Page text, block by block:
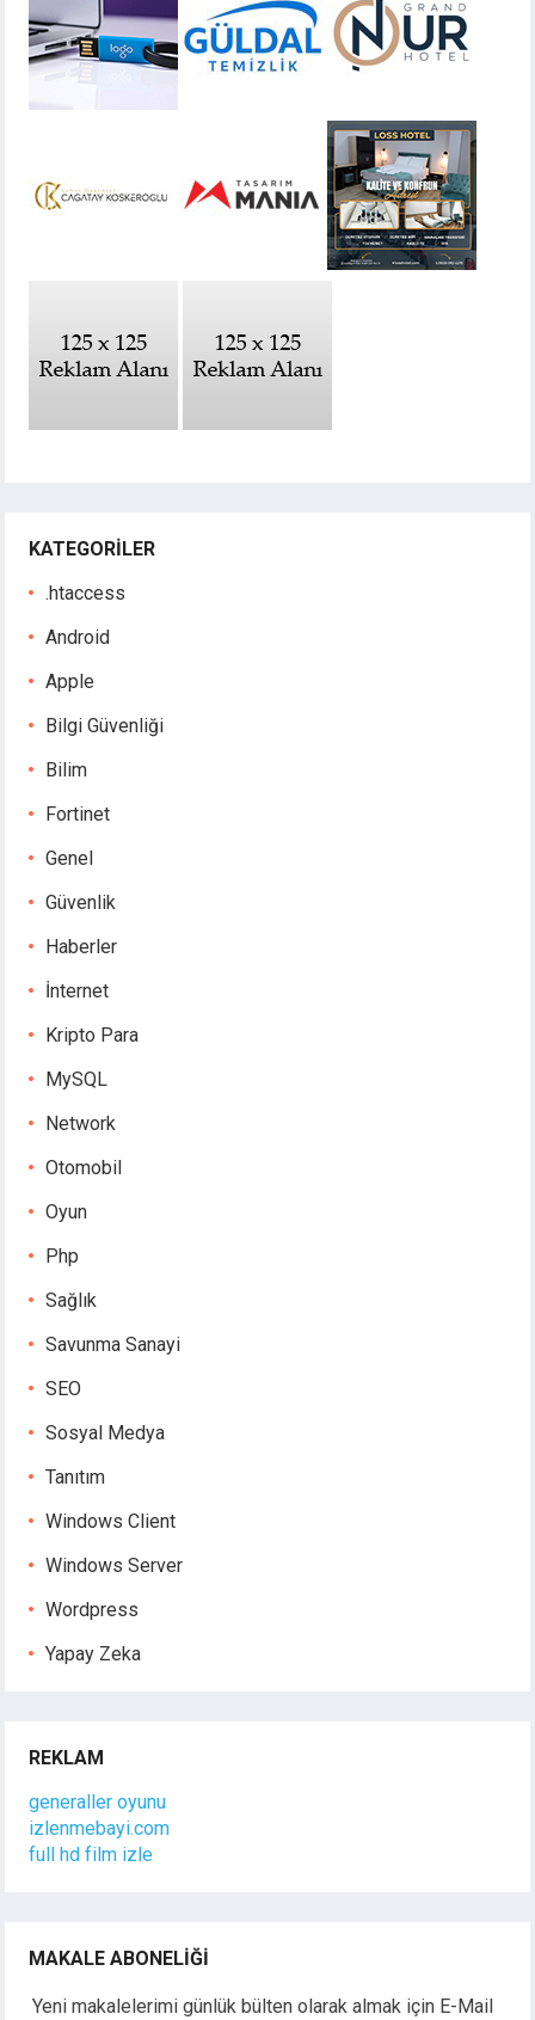
KATEGORILER
.htaccess
Android
Apple
Bilgi Güvenliği
Bilim
Fortinet
Genel
Güvenlik
Haberler
İnternet
Kripto Para
MySQL
Network
Otomobil
Oyun
Php
Sağlık
Savunma Sanayi
SEO
Sosyal Medya
Tanıtım
Windows Client
Windows Server
Wordpress
Yapay Zeka
REKLAM
generaller oyunu
izlenmebayi.com
full hd film izle
MAKALE ABONELIĞI
Yeni makalelerimi günlük bülten olarak almak için E-Mail